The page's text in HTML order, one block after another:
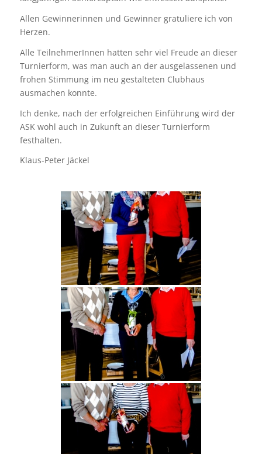
Allen Gewinnerinnen und Gewinner gratuliere ich von
Herzen.
Alle TeilnehmerInnen hatten sehr viel Freude an dieser
Turnierform, was man auch an der ausgelassenen und
frohen Stimmung im neu gestalteten Clubhaus
ausmachen konnte.
Ich denke, nach der erfolgreichen Einführung wird der
ASK wohl auch in Zukunft an dieser Turnierform
festhalten.
Klaus-Peter Jäckel